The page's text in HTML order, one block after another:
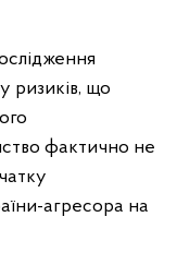
ризиків, що
фактично не
агресора на